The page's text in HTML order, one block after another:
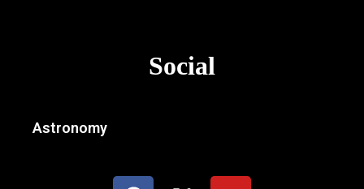
Social
Astronomy